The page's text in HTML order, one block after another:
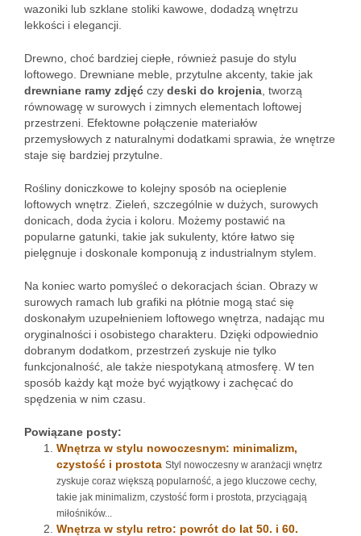
wazoniki lub szklane stoliki kawowe, dodadzą wnętrzu
lekkości i elegancji.
Drewno, choć bardziej ciepłe, również pasuje do stylu
loftowego. Drewniane meble, przytulne akcenty, takie jak
drewniane ramy zdjęć czy deski do krojenia , tworzą
równowagę w surowych i zimnych elementach loftowej
przestrzeni. Efektowne połączenie materiałów
przemysłowych z naturalnymi dodatkami sprawia, że wnętrze
staje się bardziej przytulne.
Rośliny doniczkowe to kolejny sposób na ocieplenie
loftowych wnętrz. Zieleń, szczególnie w dużych, surowych
donicach, doda życia i koloru. Możemy postawić na
popularne gatunki, takie jak sukulenty, które łatwo się
pielęgnuje i doskonale komponują z industrialnym stylem.
Na koniec warto pomyśleć o dekoracjach ścian. Obrazy w
surowych ramach lub grafiki na płótnie mogą stać się
doskonałym uzupełnieniem loftowego wnętrza, nadając mu
oryginalności i osobistego charakteru. Dzięki odpowiednio
dobranym dodatkom, przestrzeń zyskuje nie tylko
funkcjonalność, ale także niespotykaną atmosferę. W ten
sposób każdy kąt może być wyjątkowy i zachęcać do
spędzenia w nim czasu.
Powiązane posty:
Wnętrza w stylu nowoczesnym: minimalizm,
czystość i prostota Styl nowoczesny w aranżacji wnętrz
zyskuje coraz większą popularność, a jego kluczowe cechy,
takie jak minimalizm, czystość form i prostota, przyciągają
miłośników...
Wnętrza w stylu retro: powrót do lat 50. i 60.